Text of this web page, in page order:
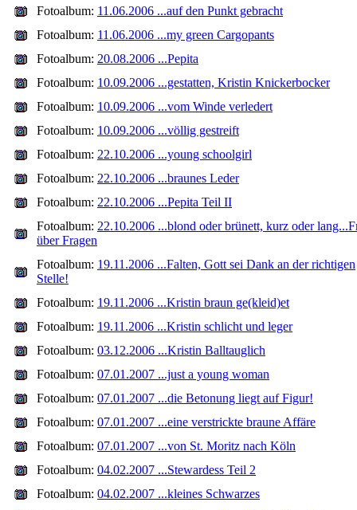
Fotoalbum: 11.06.2006 ...auf den Punkt gebracht
Fotoalbum: 11.06.2006 ...my green Cargopants
Fotoalbum: 20.08.2006 ...Pepita
Fotoalbum: 10.09.2006 ...gestatten, Kristin Knickerbocker
Fotoalbum: 10.09.2006 ...vom Winde verledert
Fotoalbum: 10.09.2006 ...völlig gestreift
Fotoalbum: 22.10.2006 ...young schoolgirl
Fotoalbum: 22.10.2006 ...braunes Leder
Fotoalbum: 22.10.2006 ...Pepita Teil II
Fotoalbum: 22.10.2006 ...blond oder brünett, kurz oder
über Fragen
Fotoalbum: 19.11.2006 ...Falten, Gott sei Dank an der richtigen
Stelle!
Fotoalbum: 19.11.2006 ...Kristin braun ge(kleid)et
Fotoalbum: 19.11.2006 ...Kristin schlicht und leger
Fotoalbum: 03.12.2006 ...Kristin Balltauglich
Fotoalbum: 07.01.2007 ...just a young woman
Fotoalbum: 07.01.2007 ...die Betonung liegt auf Figur!
Fotoalbum: 07.01.2007 ...eine verstrickte braune Affäre
Fotoalbum: 07.01.2007 ...von St. Moritz nach Köln
Fotoalbum: 04.02.2007 ...Stewardess Teil 2
Fotoalbum: 04.02.2007 ...kleines Schwarzes